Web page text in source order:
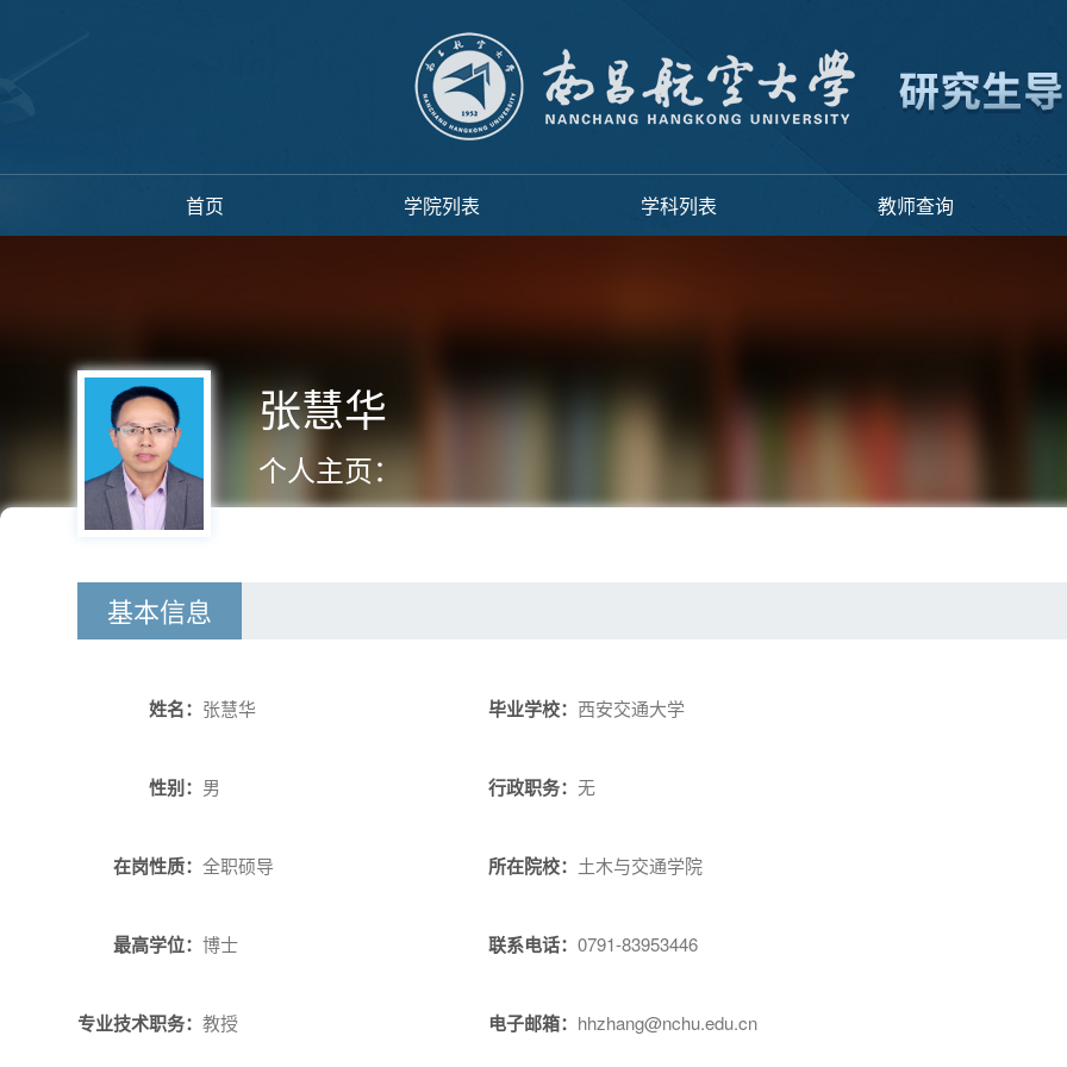
首页 学院列表 学科列表 教师查询
张慧华
个人主页：
基本信息
姓名： 张慧华
性别： 男
在岗性质： 全职硕导
最高学位： 博士
专业技术职务： 教授
毕业学校： 西安交通大学
行政职务： 无
所在院校： 土木与交通学院
联系电话： 0791-83953446
电子邮箱： hhzhang@nchu.edu.cn